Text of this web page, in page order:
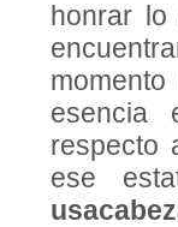
honrar
esencia
respecto
ese
u